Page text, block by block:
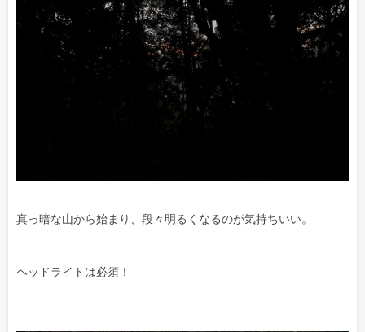
真っ暗な山から始まり、段々明るくなるのが気持ちいい。
ヘッドライトは必須！